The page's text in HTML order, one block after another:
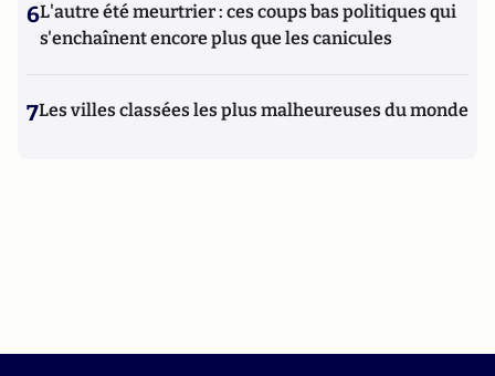
6L'autre été meurtrier : ces coups bas politiques qui
s'enchaînent encore plus que les canicules
7Les villes classées les plus malheureuses du monde